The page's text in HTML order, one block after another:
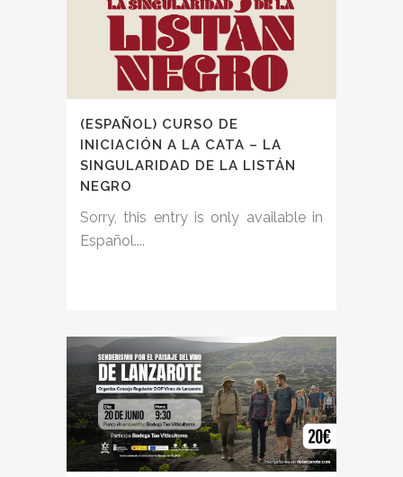
(ESPAÑOL) CURSO DE
INICIACIÓN A LA CATA – LA
SINGULARIDAD DE LA LISTÁN
NEGRO
Sorry, this entry is only available in
Español....